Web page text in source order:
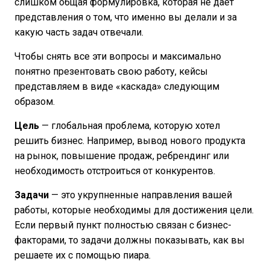
представления о том, что именно вы делали и за
какую часть задач отвечали.
Чтобы снять все эти вопросы и максимально
понятно презентовать свою работу, кейсы
представляем в виде «каскада» следующим
образом.
Цель — глобальная проблема, которую хотел
решить бизнес. Например, вывод нового продукта
на рынок, повышение продаж, ребрендинг или
необходимость отстроиться от конкурентов.
Задачи — это укрупненные направления вашей
работы, которые необходимы для достижения цели.
Если первый пункт полностью связан с бизнес-
факторами, то задачи должны показывать, как вы
решаете их с помощью пиара.